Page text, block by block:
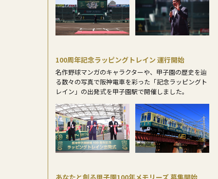
100周年記念ラッピングトレイン 運行開始
名作野球マンガのキャラクターや、甲子園の歴史を辿
る数々の写真で阪神電車を彩った「記念ラッピングト
レイン」の出発式を甲子園駅で開催しました。
あなたと創る甲子園100年メモリーズ 募集開始